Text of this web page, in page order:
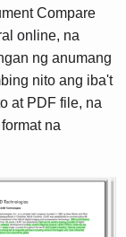
Compare
online, na
ng anumang
nito ang iba't
at PDF file, na
na